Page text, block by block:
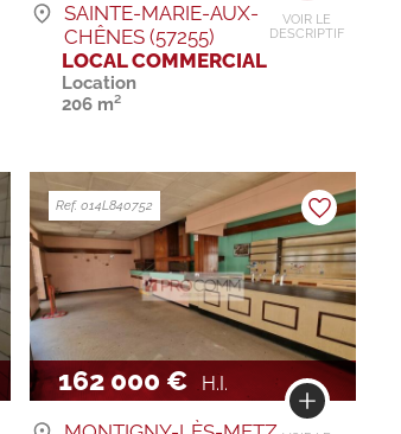
VOIR LE
DESCRIPTIF
SAINTE-MARIE-AUX-
CHÊNES (57255)
LOCAL COMMERCIAL
Location
206 m²
162 000 € H.I.
Ref. 014L840752